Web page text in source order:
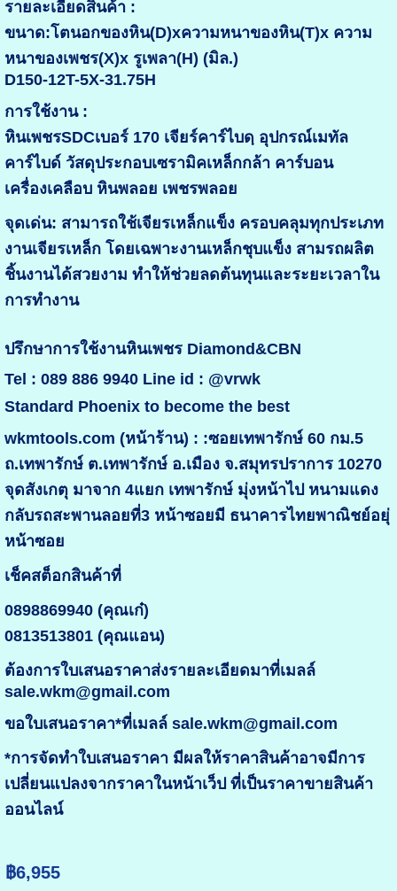
รายละเอียดสินค้า :
ขนาด:โตนอกของหิน(D)xความหนาของหิน(T)x ความ
หนาของเพชร(X)x รูเพลา(H) (มิล.)
D150-12T-5X-31.75H
การใช้งาน :
หินเพชรSDCเบอร์ 170 เจียร์คาร์ไบดฺ อุปกรณ์เมทัล
คาร์ไบด์ วัสดุประกอบเซรามิคเหล็กกล้า คาร์บอน
เครื่องเคลือบ หินพลอย เพชรพลอย
จุดเด่น: สามารถใช้เจียรเหล็กแข็ง ครอบคลุมทุกประเภท
งานเจียรเหล็ก โดยเฉพาะงานเหล็กชุบแข็ง สามรถผลิต
ชิ้นงานได้สวยงาม ทำให้ช่วยลดต้นทุนและระยะเวลาใน
การทำงาน
ปรึกษาการใช้งานหินเพชร Diamond&CBN
Tel : 089 886 9940 Line id : @vrwk
Standard Phoenix to become the best
wkmtools.com (หน้าร้าน) : :ซอยเทพารักษ์ 60 กม.5
ถ.เทพารักษ์ ต.เทพารักษ์ อ.เมือง จ.สมุทรปราการ 10270
จุดสังเกตุ มาจาก 4แยก เทพารักษ์ มุ่งหน้าไป หนามแดง
กลับรถสะพานลอยที่3 หน้าซอยมี ธนาคารไทยพาณิชย์อยุ่
หน้าซอย
เช็คสต็อกสินค้าที่
0898869940 (คุณเก๋)
0813513801 (คุณแอน)
ต้องการใบเสนอราคาส่งรายละเอียดมาที่เมลล์
sale.wkm@gmail.com
ขอใบเสนอราคา*ที่เมลล์ sale.wkm@gmail.com
*การจัดทำใบเสนอราคา มีผลให้ราคาสินค้าอาจมีการ
เปลี่ยนแปลงจากราคาในหน้าเว็ป ที่เป็นราคาขายสินค้า
ออนไลน์
฿6,955